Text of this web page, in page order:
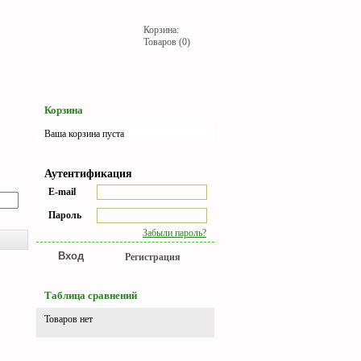
Корзина:
Товаров (0)
Корзина
Ваша корзина пуста
Аутентификация
E-mail
Пароль
Забыли пароль?
Регистрация
Таблица сравнений
Товаров нет